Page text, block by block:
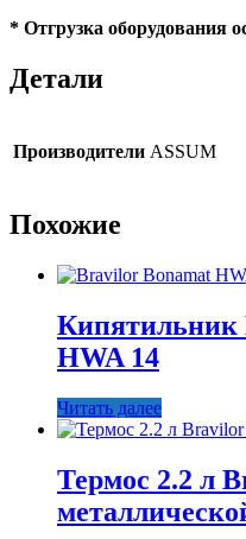
* Отгрузка оборудования
Детали
Производители ASSUM
Похожие
Кипятильник
HWA 14
Читать далее
Термос 2.2 л